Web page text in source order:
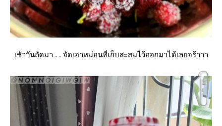
เช้าวันถัดมา . . จัดเอาหม่อนที่เก็บสะสมไว้ออกมาได้เลยจร้าาา